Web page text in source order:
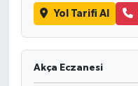
Yol Tarifi Al
Akça Eczanesi